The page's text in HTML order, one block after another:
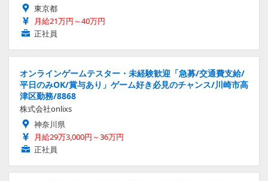
東京都
月給21万円～40万円
正社員
オンラインゲームテスター・未経験歓迎「急募/交通費支給/
平日のみOK/賞与あり」ゲーム好き必見のチャンス/川崎市高
津区勤務/8868
株式会社onlixs
神奈川県
月給29万3,000円～36万円
正社員